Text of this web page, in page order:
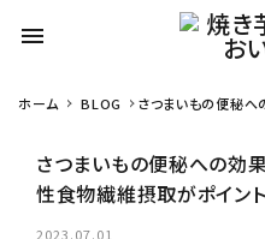
menu
カテゴリーから探す
ホーム BLOG
さつまいもの便秘へ
さつまいもの便秘への効
性食物繊維摂取がポイント
2023.07.01